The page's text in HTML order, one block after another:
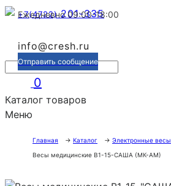
+7(4722)201-335
Ежедневно 09:00-18:00
info@cresh.ru
Отправить сообщение
0
Каталог товаров
Меню
Главная → Каталог → Электронные весы
Весы медицинские В1-15-САША (МК-АМ)